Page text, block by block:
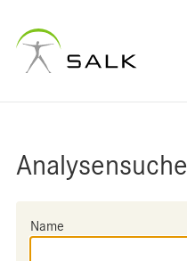
Analysensuche
Name